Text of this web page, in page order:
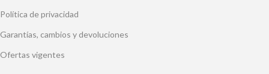
Política de privacidad
Garantías, cambios y devoluciones
Ofertas vigentes